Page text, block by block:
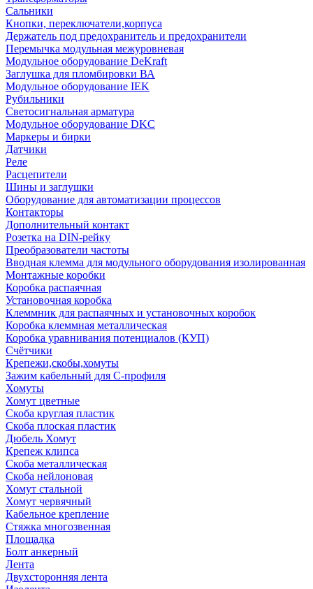
Сальники
Кнопки, переключатели,корпуса
Держатель под предохранитель и предохранители
Перемычка модульная межуровневая
Модульное оборудование DeKraft
Заглушка для пломбировки ВА
Модульное оборудование IEK
Рубильники
Светосигнальная арматура
Модульное оборудование DKC
Маркеры и бирки
Датчики
Реле
Расцепители
Шины и заглушки
Оборудование для автоматизации процессов
Контакторы
Дополнительный контакт
Розетка на DIN-рейку
Преобразователи частоты
Вводная клемма для модульного оборудования изолированная
Монтажные коробки
Коробка распаячная
Установочная коробка
Клеммник для распаячных и установочных коробок
Коробка клеммная металлическая
Коробка уравнивания потенциалов (КУП)
Счётчики
Крепежи,скобы,хомуты
Зажим кабельный для С-профиля
Хомуты
Хомут цветные
Скоба круглая пластик
Скоба плоская пластик
Дюбель Хомут
Крепеж клипса
Скоба металлическая
Скоба нейлоновая
Хомут стальной
Хомут червячный
Кабельное крепление
Стяжка многозвенная
Площадка
Болт анкерный
Лента
Двухсторонняя лента